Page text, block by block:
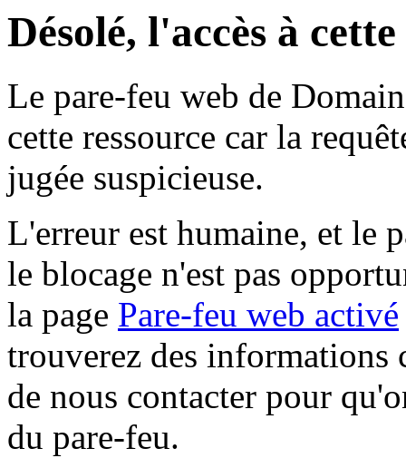
Désolé, l'accès à
Le pare-feu web de
cette ressource car la
jugée suspicieuse.
L'erreur est humaine, et le
le blocage n'est pas
la page Pare-feu web activé
trouverez des informations
de nous contacter pour
du pare-feu.